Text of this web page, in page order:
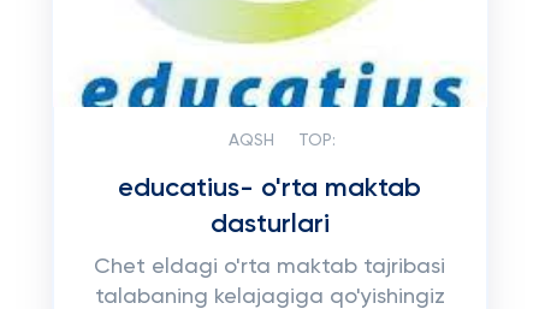
AQSH TOP:
educatius- o'rta maktab
dasturlari
Chet eldagi o'rta maktab tajribasi
talabaning kelajagiga qo'yishingiz